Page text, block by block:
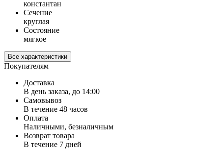
константан
Сечение
круглая
Состояние
мягкое
Все характеристики
Покупателям
Доставка
В день заказа, до 14:00
Самовывоз
В течение 48 часов
Оплата
Наличными, безналичным
Возврат товара
В течение 7 дней